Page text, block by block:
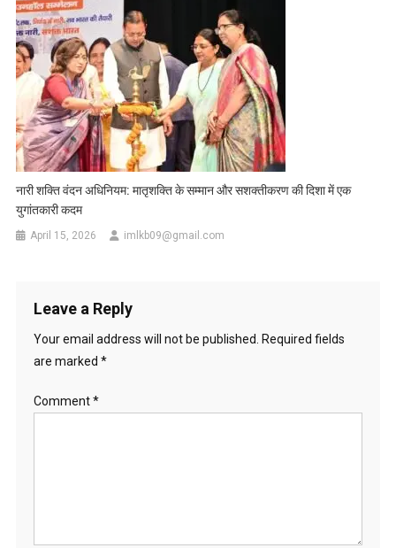
नारी शक्ति वंदन अधिनियम: मातृशक्ति के सम्मान और सशक्तीकरण की दिशा में एक
युगांतकारी कदम
April 15, 2026 imlkb09@gmail.com
Leave a Reply
Your email address will not be published.
Required fields
are marked *
Comment*